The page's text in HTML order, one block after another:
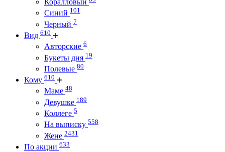
Синий 101
Черный 7
Вид 610
Авторские 6
Букеты дня 19
Полевые 80
Кому 610
Маме 48
Девушке 189
Коллеге 5
На выписку 558
Жене 2431
По акции 633